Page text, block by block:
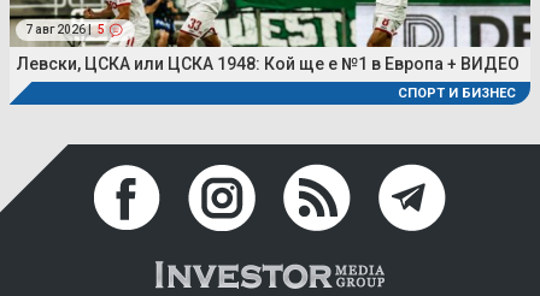
7 авг 2026 | 5
Левски, ЦСКА или ЦСКА 1948: Кой ще е №1 в Европа + ВИДЕО
СПОРТ И БИЗНЕС